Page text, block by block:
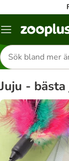
Katalogmeny
Sök
efter
produkter
Juju -